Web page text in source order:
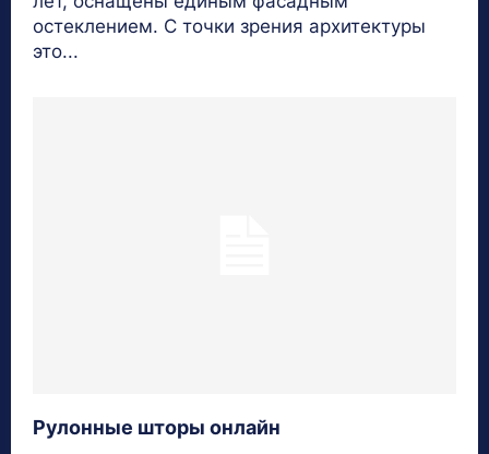
остеклением. С точки зрения архитектуры
это...
Рулонные шторы онлайн